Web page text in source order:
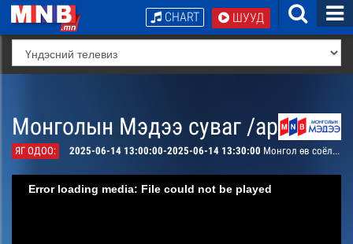
ШУУД
CHART
Монголын Мэдээ суваг /архив/
ЯГ ОДОО: 2025-06-14 13:00:00-2025-06-14 13:30:00 Монгол өв соёл: Монголын соёл, урлаг судалалын түүх
Error loading media: File could not be played